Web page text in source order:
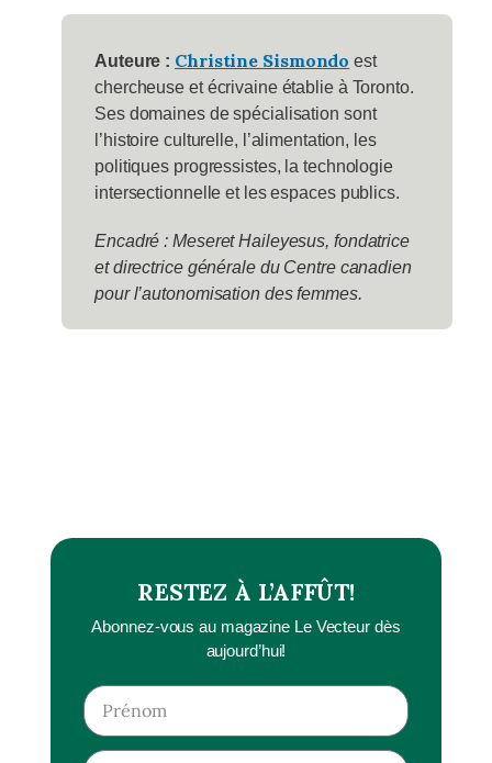
RESTEZ À L’AFFÛT!
Abonnez-vous au magazine Le Vecteur dès
aujourd’hui!
Auteure : Christine Sismondo est
chercheuse et écrivaine établie à Toronto.
Ses domaines de spécialisation sont
l’histoire culturelle, l’alimentation, les
politiques progressistes, la technologie
intersectionnelle et les espaces publics.
Encadré : Meseret Haileyesus, fondatrice
et directrice générale du Centre canadien
pour l’autonomisation des femmes.